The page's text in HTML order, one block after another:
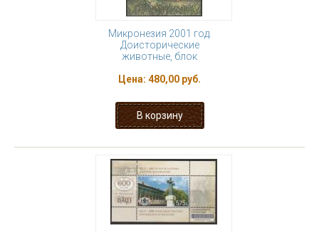
Микронезия 2001 год.
Доисторические
животные, блок
Цена: 480,00 руб.